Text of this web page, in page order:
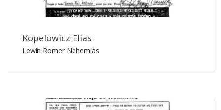
Kopelowicz Elias
Lewin Romer Nehemias